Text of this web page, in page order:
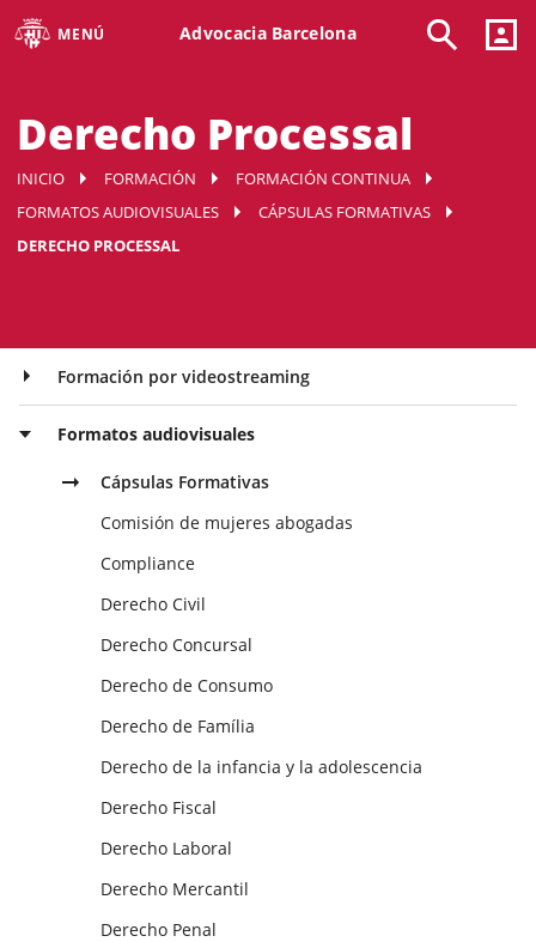
MENÚ Advocacia Barcelona
Derecho Processal
INICIO FORMACIÓN
FORMACIÓN CONTINUA
FORMATOS AUDIOVISUALES
CÁPSULAS FORMATIVAS
DERECHO PROCESSAL
Formación por videostreaming
Formatos audiovisuales
Cápsulas Formativas
Comisión de mujeres abogadas
Compliance
Derecho Civil
Derecho Concursal
Derecho de Consumo
Derecho de Família
Derecho de la infancia y la adolescencia
Derecho Fiscal
Derecho Laboral
Derecho Mercantil
Derecho Penal